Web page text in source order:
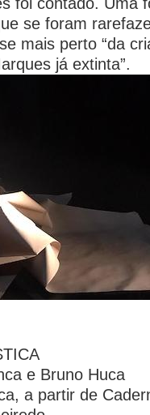
se foram
mais perto “da
já extinta”.
e Bruno Huca
a partir de